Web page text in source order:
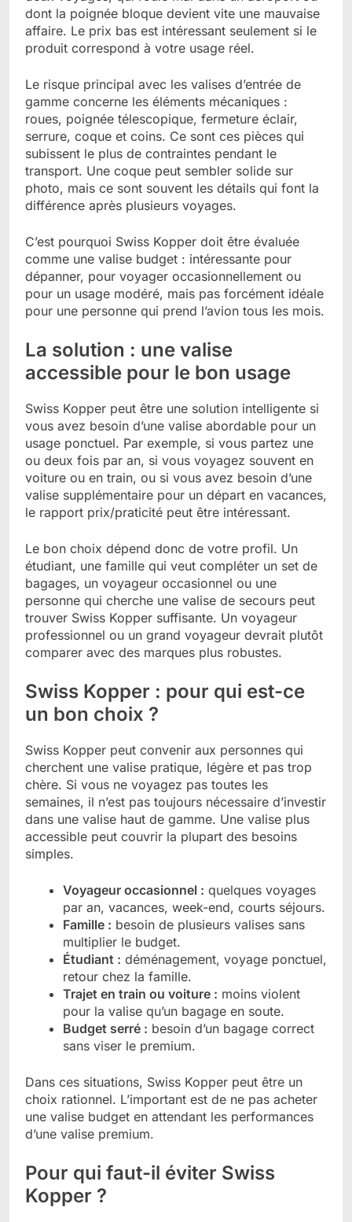
dont la poignée bloque devient vite une mauvaise
affaire. Le prix bas est intéressant seulement si le
produit correspond à votre usage réel.
Le risque principal avec les valises d’entrée de
gamme concerne les éléments mécaniques :
roues, poignée télescopique, fermeture éclair,
serrure, coque et coins. Ce sont ces pièces qui
subissent le plus de contraintes pendant le
transport. Une coque peut sembler solide sur
photo, mais ce sont souvent les détails qui font la
différence après plusieurs voyages.
C’est pourquoi Swiss Kopper doit être évaluée
comme une valise budget : intéressante pour
dépanner, pour voyager occasionnellement ou
pour un usage modéré, mais pas forcément idéale
pour une personne qui prend l’avion tous les mois.
La solution : une valise
accessible pour le bon usage
Swiss Kopper peut être une solution intelligente si
vous avez besoin d’une valise abordable pour un
usage ponctuel. Par exemple, si vous partez une
ou deux fois par an, si vous voyagez souvent en
voiture ou en train, ou si vous avez besoin d’une
valise supplémentaire pour un départ en vacances,
le rapport prix/praticité peut être intéressant.
Le bon choix dépend donc de votre profil. Un
étudiant, une famille qui veut compléter un set de
bagages, un voyageur occasionnel ou une
personne qui cherche une valise de secours peut
trouver Swiss Kopper suffisante. Un voyageur
professionnel ou un grand voyageur devrait plutôt
comparer avec des marques plus robustes.
Swiss Kopper : pour qui est-ce
un bon choix ?
Swiss Kopper peut convenir aux personnes qui
cherchent une valise pratique, légère et pas trop
chère. Si vous ne voyagez pas toutes les
semaines, il n’est pas toujours nécessaire d’investir
dans une valise haut de gamme. Une valise plus
accessible peut couvrir la plupart des besoins
simples.
Voyageur occasionnel : quelques voyages
par an, vacances, week-end, courts séjours.
Famille : besoin de plusieurs valises sans
multiplier le budget.
Étudiant : déménagement, voyage ponctuel,
retour chez la famille.
Trajet en train ou voiture : moins violent
pour la valise qu’un bagage en soute.
Budget serré : besoin d’un bagage correct
sans viser le premium.
Dans ces situations, Swiss Kopper peut être un
choix rationnel. L’important est de ne pas acheter
une valise budget en attendant les performances
d’une valise premium.
Pour qui faut-il éviter Swiss
Kopper ?